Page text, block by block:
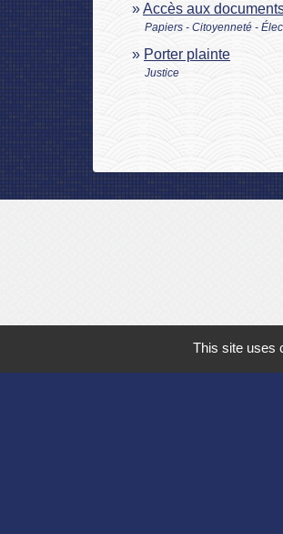
Accès aux
Papiers - Citoyenneté -
Porter plainte
Justice
This site uses